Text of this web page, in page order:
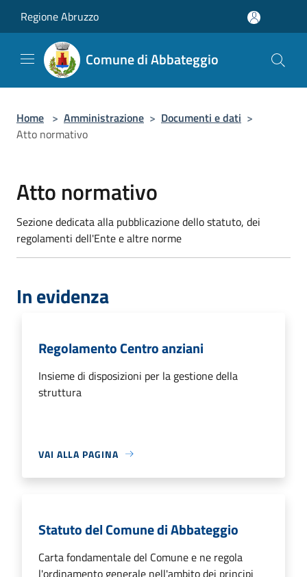
Regione Abruzzo
Comune di Abbateggio
Home > Amministrazione > Documenti e dati >
Atto normativo
Atto normativo
Sezione dedicata alla pubblicazione dello statuto, dei
regolamenti dell'Ente e altre norme
In evidenza
Regolamento Centro anziani
Insieme di disposizioni per la gestione della
struttura
VAI ALLA PAGINA
Statuto del Comune di Abbateggio
Carta fondamentale del Comune e ne regola
l'ordinamento generale nell'ambito dei principi